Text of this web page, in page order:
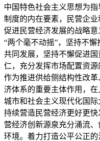
中国特色社会主义思想为
制度的内在要素，民营企
促进民营经济发展的战略
“两个毫不动摇”，坚持不懈
共同发展，坚持不懈促进
仁，充分发挥市场配置资
作为推进供给侧结构性改
济体系的重要主体作用，
城市和社会主义现代化国际
持续营造民营经济更好更
营经济创新源泉充分涌流
环境。着力打造公平公正的